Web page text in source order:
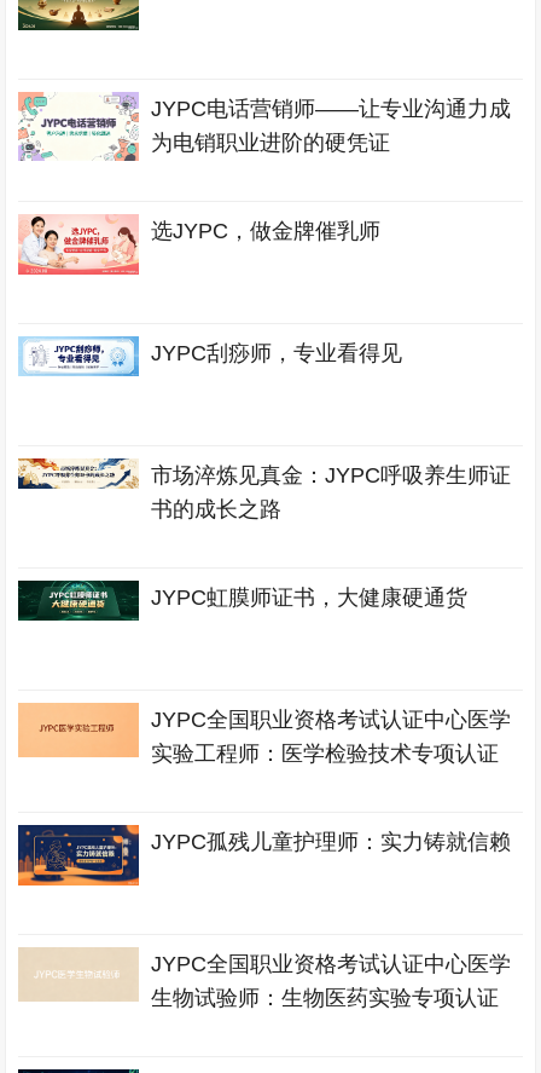
JYPC电话营销师——让专业沟通力成
为电销职业进阶的硬凭证
选JYPC，做金牌催乳师
JYPC刮痧师，专业看得见
市场淬炼见真金：JYPC呼吸养生师证
书的成长之路
JYPC虹膜师证书，大健康硬通货
JYPC全国职业资格考试认证中心医学
实验工程师：医学检验技术专项认证
JYPC孤残儿童护理师：实力铸就信赖
JYPC全国职业资格考试认证中心医学
生物试验师：生物医药实验专项认证